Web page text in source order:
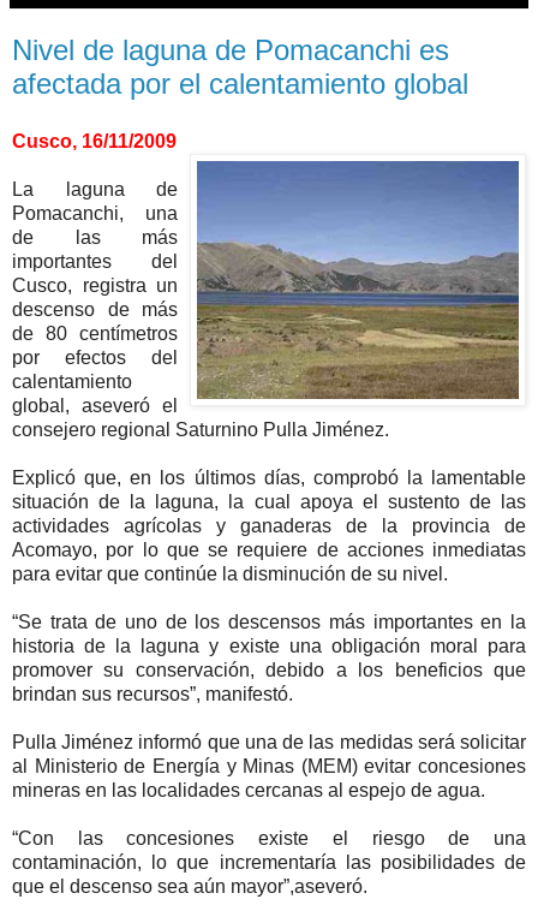
Nivel de laguna de Pomacanchi es
afectada por el calentamiento global
Cusco, 16/11/2009
La laguna de
Pomacanchi, una
de las más
importantes del
Cusco, registra un
descenso de más
de 80 centímetros
por efectos del
calentamiento
global, aseveró el
consejero regional Saturnino Pulla Jiménez.
Explicó que, en los últimos días, comprobó la lamentable
situación de la laguna, la cual apoya el sustento de las
actividades agrícolas y ganaderas de la provincia de
Acomayo, por lo que se requiere de acciones inmediatas
para evitar que continúe la disminución de su nivel.
“Se trata de uno de los descensos más importantes en la
historia de la laguna y existe una obligación moral para
promover su conservación, debido a los beneficios que
brindan sus recursos”, manifestó.
Pulla Jiménez informó que una de las medidas será solicitar
al Ministerio de Energía y Minas (MEM) evitar concesiones
mineras en las localidades cercanas al espejo de agua.
“Con las concesiones existe el riesgo de una
contaminación, lo que incrementaría las posibilidades de
que el descenso sea aún mayor”,aseveró.